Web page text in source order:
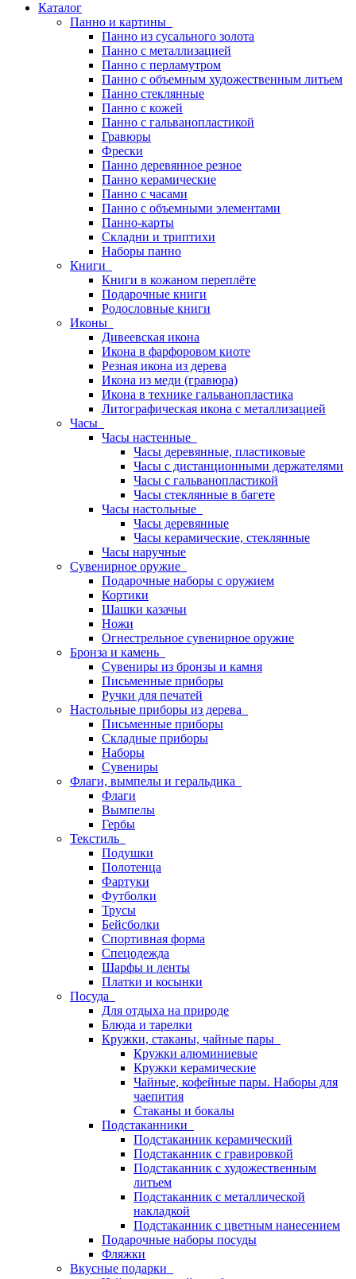
Каталог
Панно и картины
Панно из сусального золота
Панно с металлизацией
Панно с перламутром
Панно с объемным художественным литьем
Панно стеклянные
Панно с кожей
Панно с гальванопластикой
Гравюры
Фрески
Панно деревянное резное
Панно керамические
Панно с часами
Панно с объемными элементами
Панно-карты
Складни и триптихи
Наборы панно
Книги
Книги в кожаном переплёте
Подарочные книги
Родословные книги
Иконы
Дивеевская икона
Икона в фарфоровом киоте
Резная икона из дерева
Икона из меди (гравюра)
Икона в технике гальванопластика
Литографическая икона с металлизацией
Часы
Часы настенные
Часы деревянные, пластиковые
Часы с дистанционными держателями
Часы с гальванопластикой
Часы стеклянные в багете
Часы настольные
Часы деревянные
Часы керамические, стеклянные
Часы наручные
Сувенирное оружие
Подарочные наборы с оружием
Кортики
Шашки казачьи
Ножи
Огнестрельное сувенирное оружие
Бронза и камень
Сувениры из бронзы и камня
Письменные приборы
Ручки для печатей
Настольные приборы из дерева
Письменные приборы
Складные приборы
Наборы
Сувениры
Флаги, вымпелы и геральдика
Флаги
Вымпелы
Гербы
Текстиль
Подушки
Полотенца
Фартуки
Футболки
Трусы
Бейсболки
Спортивная форма
Спецодежда
Шарфы и ленты
Платки и косынки
Посуда
Для отдыха на природе
Блюда и тарелки
Кружки, стаканы, чайные пары
Кружки алюминиевые
Кружки керамические
Чайные, кофейные пары. Наборы для
чаепития
Стаканы и бокалы
Подстаканники
Подстаканник керамический
Подстаканник c гравировкой
Подстаканник с художественным
литьем
Подстаканник с металлической
накладкой
Подстаканник с цветным нанесением
Подарочные наборы посуды
Фляжки
Вкусные подарки